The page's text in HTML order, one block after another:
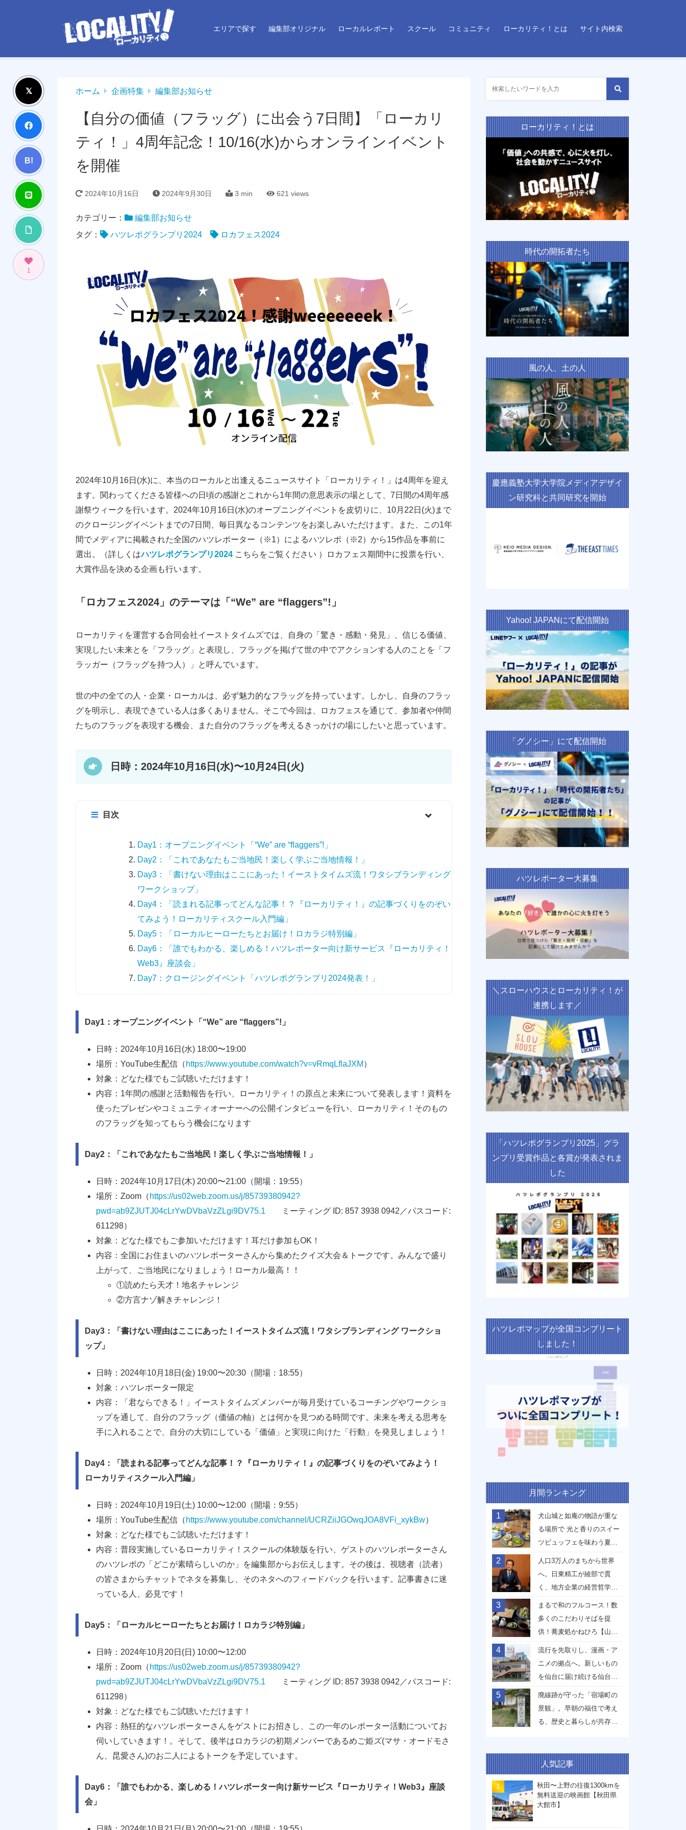
エリアで探す 編集部オリジナル ローカルレポート スクール コミュニティ ローカリティ！とは サイト内検索
B!
1
ホーム 企画特集 編集部お知らせ
【自分の価値（フラッグ）に出会う7日間】「ローカリ
ティ！」4周年記念！10/16(水)からオンラインイベント
を開催
2024年10月16日 2024年9月30日 3 min 621 views
カテゴリー：
編集部お知らせ
タグ：
ハツレポグランプリ2024 ロカフェス2024
2024年10月16日(水)に、本当のローカルと出逢えるニュースサイト「ローカリティ！」は4周年を迎え
ます。関わってくださる皆様への日頃の感謝とこれから1年間の意思表示の場として、7日間の4周年感
謝祭ウィークを行います。2024年10月16日(水)のオープニングイベントを皮切りに、10月22日(火)まで
のクロージングイベントまでの7日間、毎日異なるコンテンツをお楽しみいただけます。また、この1年
間でメディアに掲載された全国のハツレポーター（※1）によるハツレポ（※2）から15作品を事前に
選出。（詳しくはハツレポグランプリ2024 こちらをご覧ください ）ロカフェス期間中に投票を行い、
大賞作品を決める企画も行います。
「ロカフェス2024」のテーマは「“We” are “flaggers”!」
ローカリティを運営する合同会社イーストタイムズでは、自身の「驚き・感動・発見」、信じる価値、
実現したい未来とを「フラッグ」と表現し、フラッグを掲げて世の中でアクションする人のことを「フ
ラッガー（フラッグを持つ人）」と呼んでいます。
世の中の全ての人・企業・ローカルは、必ず魅力的なフラッグを持っています。しかし、自身のフラッ
グを明示し、表現できている人は多くありません。そこで今回は、ロカフェスを通じて、参加者や仲間
たちのフラッグを表現する機会、また自分のフラッグを考えるきっかけの場にしたいと思っています。
日時：2024年10月16日(水)〜10月24日(火)
目次
Day1：オープニングイベント「“We” are “flaggers”!」
Day2：「これであなたもご当地民！楽しく学ぶご当地情報！」
Day3：「書けない理由はここにあった！イーストタイムズ流！ワタシブランディング
ワークショップ」
Day4：「読まれる記事ってどんな記事！？『ローカリティ！』の記事づくりをのぞい
てみよう！ローカリティスクール入門編」
Day5：「ローカルヒーローたちとお届け！ロカラジ特別編」
Day6：「誰でもわかる、楽しめる！ハツレポーター向け新サービス『ローカリティ！
Web3』座談会」
Day7：クロージングイベント「ハツレポグランプリ2024発表！」
Day1：オープニングイベント「“We” are “flaggers”!」
日時：2024年10月16日(水) 18:00〜19:00
場所：YouTube生配信（ https://www.youtube.com/watch?v=vRmqLflaJXM ）
対象：どなた様でもご試聴いただけます！
内容：1年間の感謝と活動報告を行い、ローカリティ！の原点と未来について発表します！資料を
使ったプレゼンやコミュニティオーナーへの公開インタビューを行い、ローカリティ！そのもの
のフラッグを知ってもらう機会になります
Day2：「これであなたもご当地民！楽しく学ぶご当地情報！」
日時：2024年10月17日(木) 20:00〜21:00（開場：19:55）
場所：Zoom（ https://us02web.zoom.us/j/85739380942?
pwd=ab9ZJUTJ04cLrYwDVbaVzZLgi9DV75.1 ミーティング ID: 857 3938 0942／パスコード:
611298）
対象：どなた様でもご参加いただけます！耳だけ参加もOK！
内容：全国にお住まいのハツレポーターさんから集めたクイズ大会＆トークです。みんなで盛り
上がって、ご当地民になりましょう！ローカル最高！！
①読めたら天才！地名チャレンジ
②方言ナゾ解きチャレンジ！
Day3：「書けない理由はここにあった！イーストタイムズ流！ワタシブランディング ワークショ
ップ」
日時：2024年10月18日(金) 19:00〜20:30（開場：18:55）
対象：ハツレポーター限定
内容：「君ならできる！」イーストタイムズメンバーが毎月受けているコーチングやワークショ
ップを通して、自分のフラッグ（価値の軸）とは何かを見つめる時間です。未来を考える思考を
手に入れることで、自分の大切にしている「価値」と実現に向けた「行動」を発見しましょう！
Day4：「読まれる記事ってどんな記事！？『ローカリティ！』の記事づくりをのぞいてみよう！
ローカリティスクール入門編」
日時：2024年10月19日(土) 10:00〜12:00（開場：9:55）
場所：YouTube生配信（ https://www.youtube.com/channel/UCRZiiJGOwqJOA8VFi_xykBw）
対象：どなた様でもご試聴いただけます！
内容：普段実施しているローカリティ！スクールの体験版を行い、ゲストのハツレポーターさん
のハツレポの「どこが素晴らしいのか」を編集部からお伝えします。その後は、視聴者（読者）
の皆さまからチャットでネタを募集し、そのネタへのフィードバックを行います。記事書きに迷
っている人、必見です！
Day5：「ローカルヒーローたちとお届け！ロカラジ特別編」
日時：2024年10月20日(日) 10:00〜12:00
場所：Zoom（ https://us02web.zoom.us/j/85739380942?
pwd=ab9ZJUTJ04cLrYwDVbaVzZLgi9DV75.1 ミーティング ID: 857 3938 0942／パスコード:
611298）
対象：どなた様でもご試聴いただけます！
内容：熱狂的なハツレポーターさんをゲストにお招きし、この一年のレポーター活動についてお
伺いしていきます！。そして、後半はロカラジの初期メンバーであるめご姫ズ(マサ・オードモさ
ん、昆愛さん)のお二人によるトークを予定しています。
Day6：「誰でもわかる、楽しめる！ハツレポーター向け新サービス『ローカリティ！Web3』座談
会」
ローカリティ！とは
時代の開拓者たち
風の人、土の人
慶應義塾大学大学院メディアデザイ
ン研究科と共同研究を開始
Yahoo! JAPANにて配信開始
「グノシー」にて配信開始
ハツレポーター大募集
＼スローハウスとローカリティ！が
連携します／
「ハツレポグランプリ2025」グラ
ンプリ受賞作品と各賞が発表されま
した
ハツレポマップが全国コンプリート
しました！
月間ランキング
1
犬山城と如庵の物語が重な
る場所で 光と香りのスイー
ツビュッフェを味わう夏
2
人口3万人のまちから世界
へ。日東精工が綾部で貫
く、地方企業の経営哲学
【京都府綾部市】
3
まるで和のフルコース！数
多くのこだわりそばを提
供！蕎麦処かねひろ【山形
県山形市】
4
流行を先取りし、漫画・ア
ニメの拠点へ。新しいもの
を仙台に届け続ける仙台駅
前イービーンズ【宮城県仙
台市】
5
廃線跡が守った「宿場町の
景観」。早朝の福住で考え
る、歴史と暮らしが共存す
人気記事
秋田〜上野の往復1300kmを
無料送迎の映画館【秋田県
大館市】